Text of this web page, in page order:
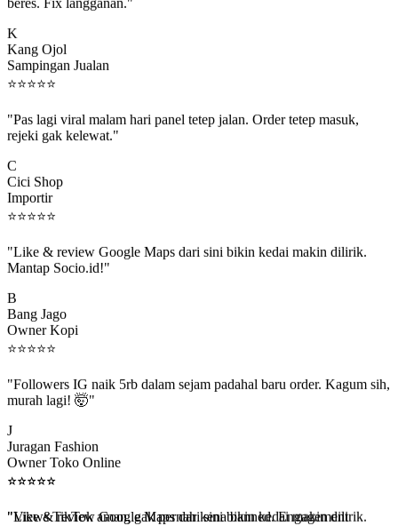
Kang Ojol
Sampingan Jualan
⭐⭐⭐⭐⭐
rejeki gak kelewat."
Cici Shop
Importir
⭐⭐⭐⭐⭐
Mantap Socio.id!"
Bang Jago
Owner Kopi
⭐⭐⭐⭐ ⭐
murah lagi! 🤯"
Juragan Fashion
Owner Toko Online
⭐⭐⭐⭐ ⭐
beneran naik, algoritma suka."